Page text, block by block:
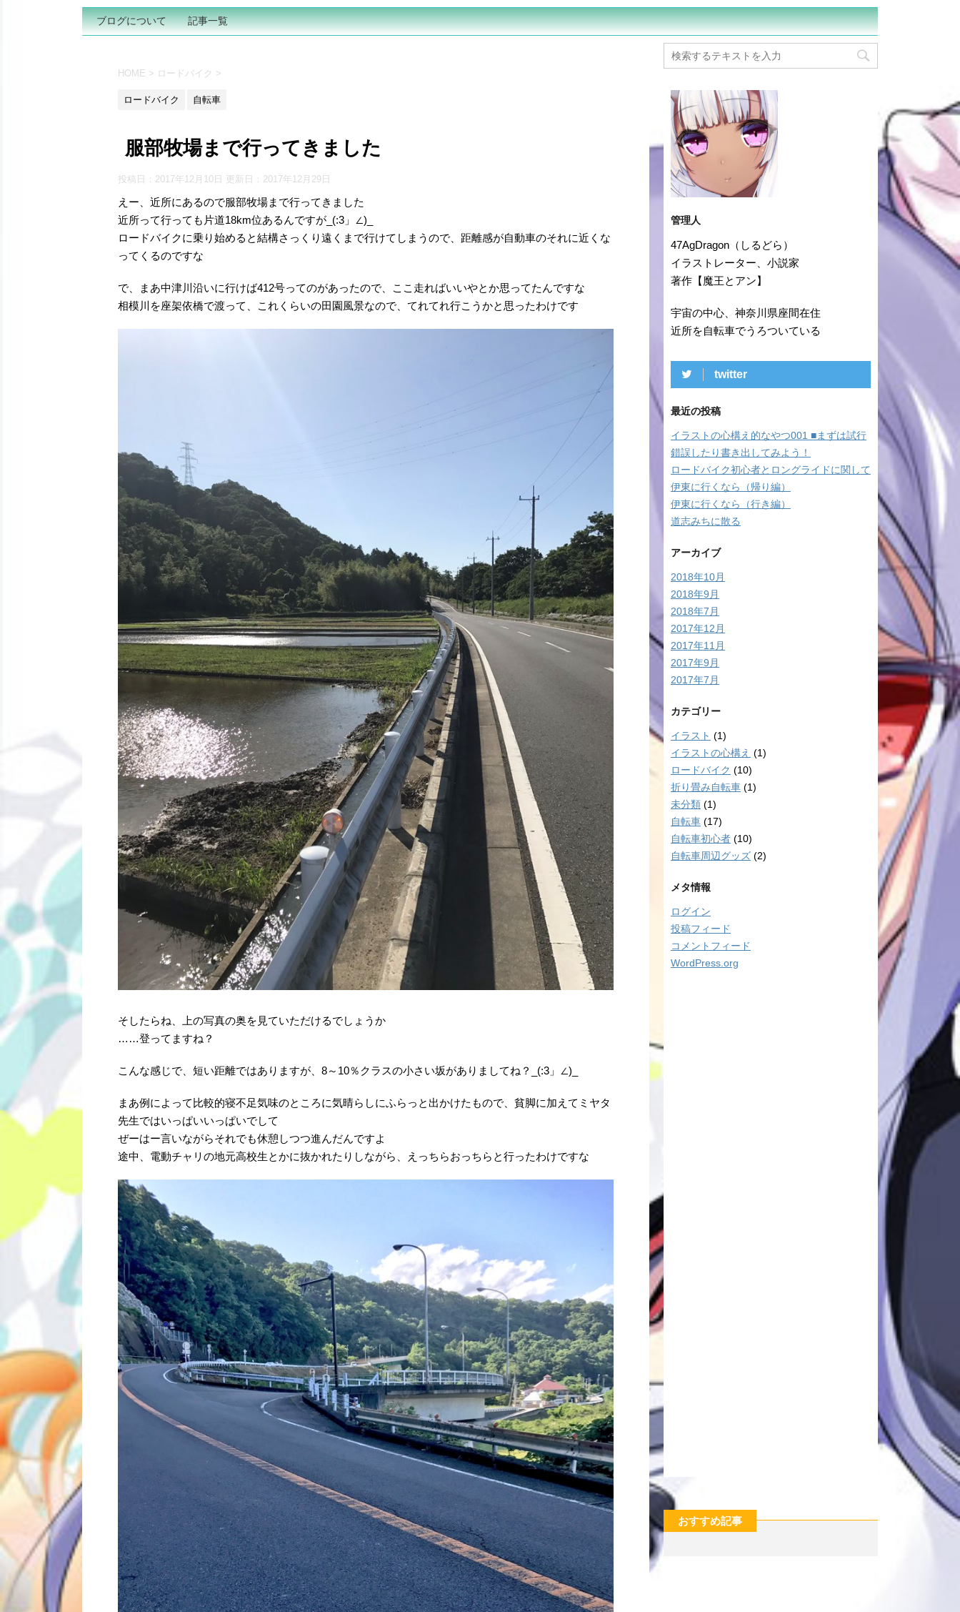
ブログについて 記事一覧
HOME > ロードバイク >
ロードバイク 自転車
服部牧場まで行ってきました
投稿日：2017年12月10日 更新日： 2017年12月29日
えー、近所にあるので服部牧場まで行ってきました
近所って行っても片道18km位あるんですが_(:3」∠)_
ロードバイクに乗り始めると結構さっくり遠くまで行けてしまうので、距離感が自動車のそれに近くな
ってくるのですな
で、まあ中津川沿いに行けば412号ってのがあったので、ここ走ればいいやとか思ってたんですな
相模川を座架依橋で渡って、これくらいの田園風景なので、てれてれ行こうかと思ったわけです
そしたらね、上の写真の奥を見ていただけるでしょうか
……登ってますね？
こんな感じで、短い距離ではありますが、8～10％クラスの小さい坂がありましてね？_(:3」∠)_
まあ例によって比較的寝不足気味のところに気晴らしにふらっと出かけたもので、貧脚に加えてミヤタ
先生ではいっぱいいっぱいでして
ぜーはー言いながらそれでも休憩しつつ進んだんですよ
途中、電動チャリの地元高校生とかに抜かれたりしながら、えっちらおっちらと行ったわけですな
管理人
47AgDragon（しるどら）
イラストレーター、小説家
著作【魔王とアン】
宇宙の中心、神奈川県座間在住
近所を自転車でうろついている
twitter
最近の投稿
イラストの心構え的なやつ001 ■まずは試行
錯誤したり書き出してみよう！
ロードバイク初心者とロングライドに関して
伊東に行くなら（帰り編）
伊東に行くなら（行き編）
道志みちに散る
アーカイブ
2018年10月
2018年9月
2018年7月
2017年12月
2017年11月
2017年9月
2017年7月
カテゴリー
イラスト (1)
イラストの心構え (1)
ロードバイク (10)
折り畳み自転車 (1)
未分類 (1)
自転車 (17)
自転車初心者 (10)
自転車周辺グッズ (2)
メタ情報
ログイン
投稿フィード
コメントフィード
WordPress.org
おすすめ記事